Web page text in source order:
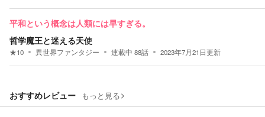
平和という概念は人類には早すぎる。
哲学魔王と迷える天使
★10 異世界ファンタジー 連載中 88話 2023年7月21日更新
おすすめレビュー もっと見る